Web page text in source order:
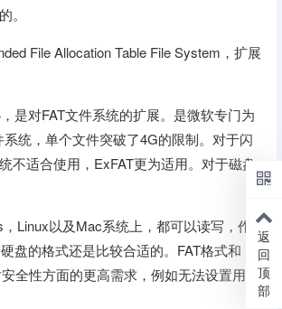
。
File Allocation Table File System，扩展
是对FAT文件系统的扩展。是微软专门为
统，单个文件突破了4G的限制。对于闪
不适合使用，ExFAT更为适用。对于磁盘
Linux以及Mac系统上，都可以读写，作
盘的格式还是比较合适的。FAT格式和
全性方面的更高需求，例如无法设置用户
返
回
顶
部